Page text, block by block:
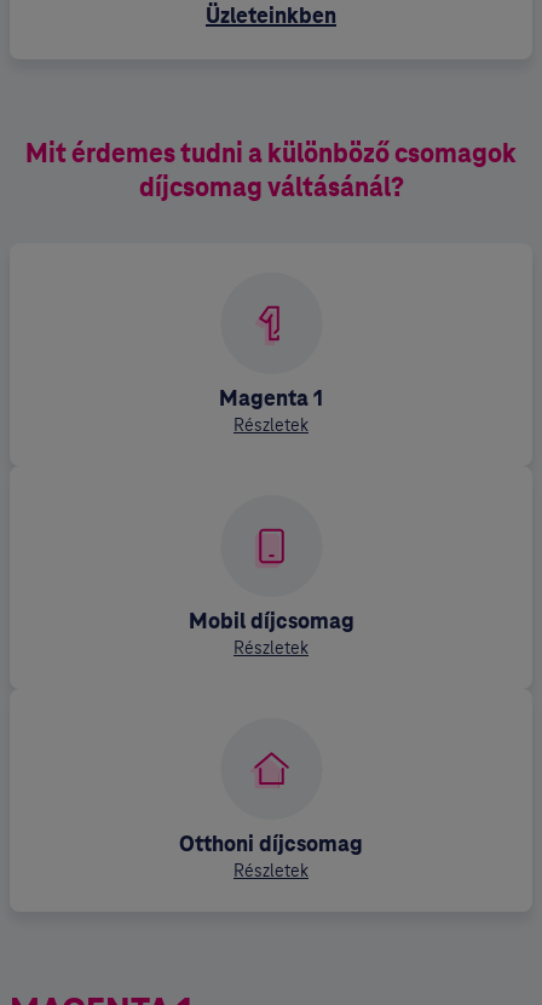
Üzleteinkben
Mit érdemes tudni a különböző csomagok
díjcsomag váltásánál?
Magenta 1
Részletek
Mobil díjcsomag
Részletek
Otthoni díjcsomag
Részletek